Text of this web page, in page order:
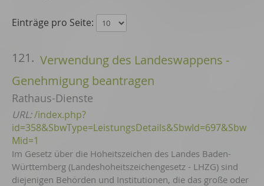
Einträge pro Seite:
121. Verwendung des Landeswappens -
Genehmigung beantragen
Rathaus-Dienste
URL:/index.php?
id=358&SbwType=LeistungsDetails&SbwId=697&Sbw
Mid=1
Im Gesetz über die Hoheitszeichen des Landes Baden-
Württemberg (Landeshoheitszeichengesetz - LHZG) sind
diejenigen Behörden und Institutionen, die das große oder